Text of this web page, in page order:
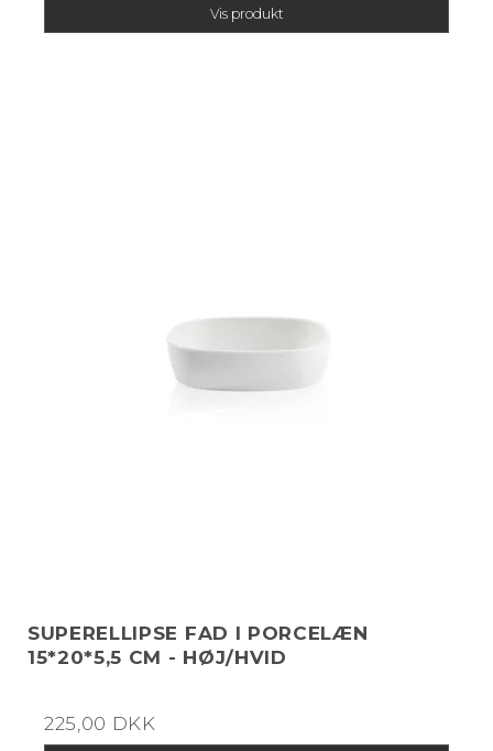
Vis produkt
SUPERELLIPSE FAD I PORCELÆN
15*20*5,5 CM - HØJ/HVID
225,00 DKK